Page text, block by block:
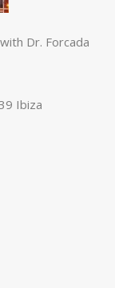
Dr. Forcada
Ibiza